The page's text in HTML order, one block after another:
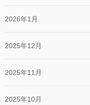
2026年1月
2025年12月
2025年11月
2025年10月